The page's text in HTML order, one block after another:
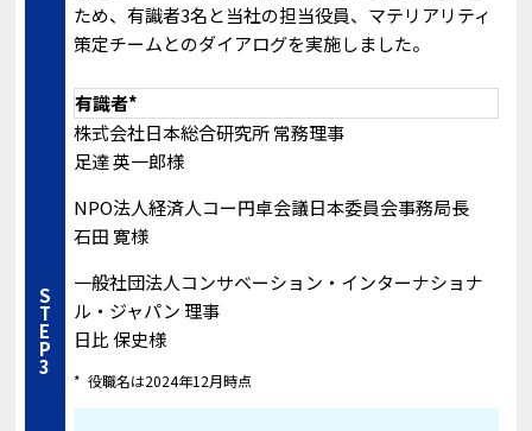
STEP3
ため、有識者3名と当社の担当役員、マテリアリティ
策定チームとのダイアログを実施しました。
有識者*
株式会社日本総合研究所 常務理事
足達 英一郎様
NPO法人経済人コー円卓会議日本委員会事務局長
石田 寛様
一般社団法人コンサベーション・インターナショナ
ル・ジャパン 理事
日比 保史様
役職名は2024年12月時点